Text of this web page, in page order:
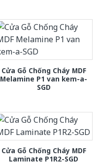
Cửa Gỗ Chống Cháy MDF
Melamine P1 van kem-a-
SGD
Cửa Gỗ Chống Cháy MDF
Laminate P1R2-SGD